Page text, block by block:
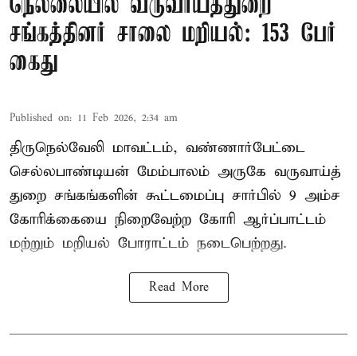
நெல்லையில் வருவாய்த்துறை
சங்கத்தினர் சாலை மறியல்: 153 பேர்
கைது
Published on: 11 Feb 2026, 2:34 am
திருநெல்வேலி மாவட்டம், வண்ணார்பேட்டை
செல்லபாண்டியன் மேம்பாலம் அருகே வருவாய்த்
துறை சங்கங்களின் கூட்டமைப்பு சார்பில் 9 அம்ச
கோரிக்கையை நிறைவேற்ற கோரி ஆர்ப்பாட்டம்
மற்றும் மறியல் போராட்டம் நடைபெற்றது.
Read More